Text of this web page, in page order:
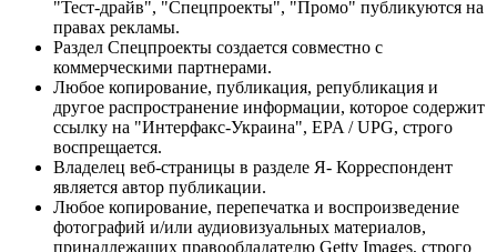
"Тест-драйв", "Спецпроекты", "Промо" публикуются на
правах рекламы.
Раздел Спецпроекты создается совместно с
коммерческими партнерами.
Любое копирование, публикация, републикация и
другое распространение информации, которое содержит
ссылку на "Интерфакс-Украина", EPA / UPG, строго
воспрещается.
Владелец веб-страницы в разделе Я- Корреспондент
является автор публикации.
Любое копирование, перепечатка и воспроизведение
фотографий и/или аудиовизуальных материалов,
принадлежащих правообладателю Getty Images, строго